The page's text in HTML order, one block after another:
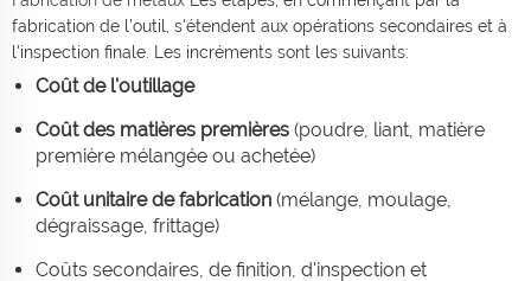
fabrication de l'outil, s'étendent aux opérations secondaires et à
l'inspection finale. Les incréments sont les suivants:
Coût de l'outillage
Coût des matières premières (poudre, liant, matière
première mélangée ou achetée)
Coût unitaire de fabrication (mélange, moulage,
dégraissage, frittage)
Coûts secondaires, de finition, d'inspection et